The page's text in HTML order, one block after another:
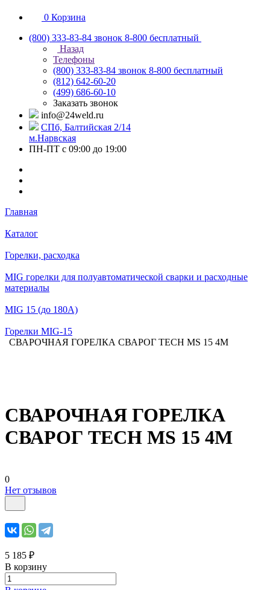
0 Корзина
(800) 333-83-84 звонок 8-800 бесплатный
Назад
Телефоны
(800) 333-83-84 звонок 8-800 бесплатный
(812) 642-60-20
(499) 686-60-10
Заказать звонок
info@24weld.ru
СПб, Балтийская 2/14
м.Нарвская
ПН-ПТ с 09:00 до 19:00
Главная
Каталог
Горелки, расходка
MIG горелки для полуавтоматической сварки и расходные
материалы
MIG 15 (до 180А)
Горелки MIG-15
СВАРОЧНАЯ ГОРЕЛКА СВАРОГ TECH MS 15 4М
СВАРОЧНАЯ ГОРЕЛКА
СВАРОГ TECH MS 15 4М
0
Нет отзывов
5 185 ₽
В корзину